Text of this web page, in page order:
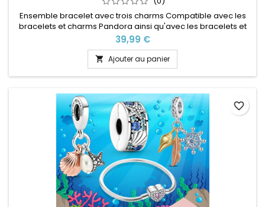
Ensemble bracelet avec trois charms Compatible avec les
bracelets et charms Pandora ainsi qu'avec les bracelets et
charms de notre site idéal pour : Noël, Saint Valentin,
anniversaire, anniversaire de mariage Plusieurs tailles
disponible Pour la dimensions nous conseillons 2cm en plus
par rapport à la circonférence de votre poignet
Prix
39,99 €
 Ajouter au panier
favorite_border